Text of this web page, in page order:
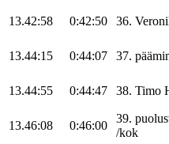
13.42:58 0:42:50 36.
13.44:15 0:44:07 37.
13.44:55 0:44:47 38. Timo
13.46:08 0:46:00
39.
/kok